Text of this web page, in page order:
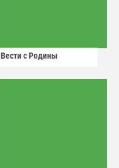
Вести с Родины